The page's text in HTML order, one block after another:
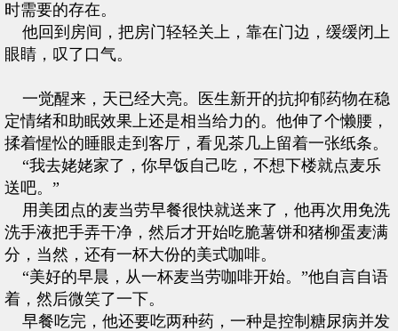
时需要的存在。
他回到房间，把房门轻轻关上，靠在门边，缓缓闭上
眼睛，叹了口气。
一觉醒来，天已经大亮。医生新开的抗抑郁药物在稳
定情绪和助眠效果上还是相当给力的。他伸了个懒腰，
揉着惺忪的睡眼走到客厅，看见茶几上留着一张纸条。
“我去姥姥家了，你早饭自己吃，不想下楼就点麦乐
送吧。”
用美团点的麦当劳早餐很快就送来了，他再次用免洗
洗手液把手弄干净，然后才开始吃脆薯饼和猪柳蛋麦满
分，当然，还有一杯大份的美式咖啡。
“美好的早晨，从一杯麦当劳咖啡开始。”他自言自语
着，然后微笑了一下。
早餐吃完，他还要吃两种药，一种是控制糖尿病并发